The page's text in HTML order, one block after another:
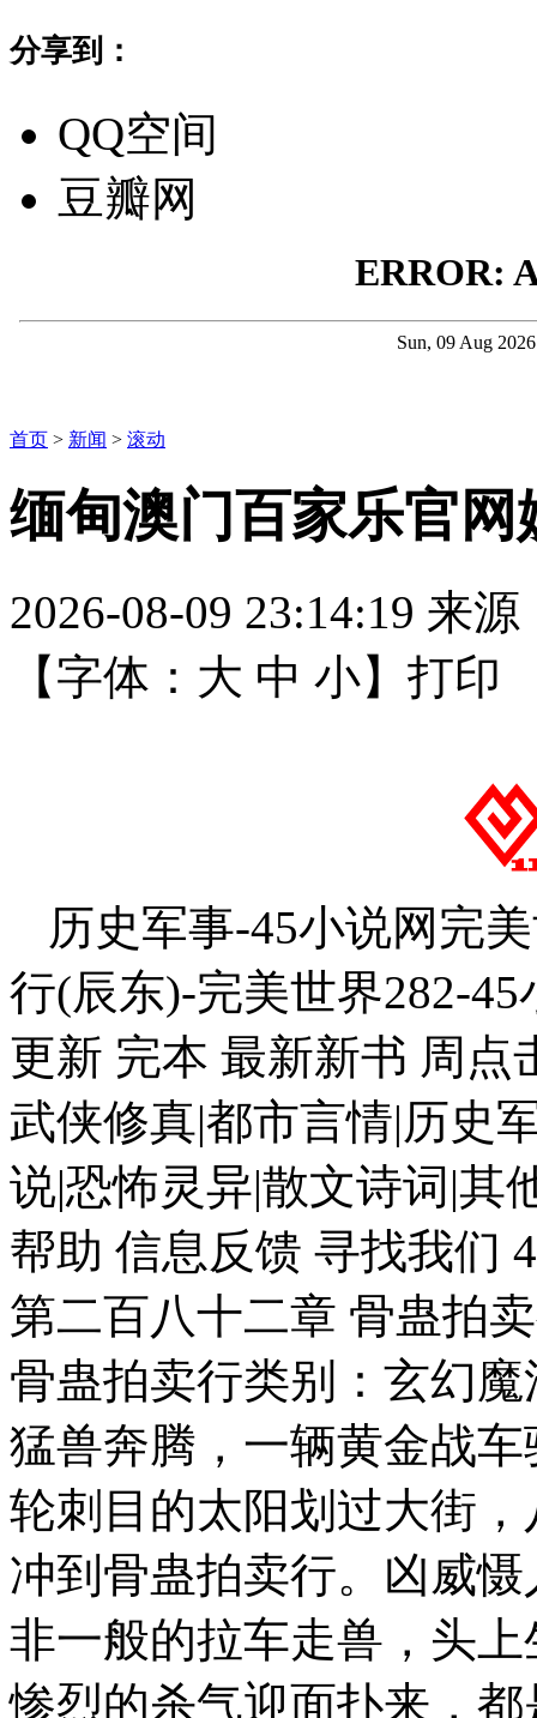
分享到：
QQ空间
豆瓣网
首页 > 新闻 > 滚动
缅甸澳门百家乐官
2026-08-09 23:14:19 来源
【字体： 大 中 小】 打印
历史军事-45小说网完
行(辰东)-完美世界282-
更新 完本 最新新书 周点
武侠修真|都市言情|历史
说|恐怖灵异|散文诗词|其
帮助 信息反馈 寻找我们
第二百八十二章 骨蛊拍
骨蛊拍卖行类别：玄幻
猛兽奔腾，一辆黄金战
轮刺目的太阳划过大街
冲到骨蛊拍卖行。凶威
非一般的拉车走兽，头
惨烈的杀气迎面扑来，